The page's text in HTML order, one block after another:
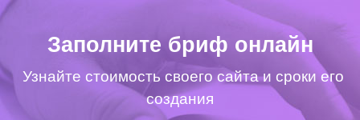
Заполните бриф онлайн
Узнайте стоимость своего сайта и сроки его
создания